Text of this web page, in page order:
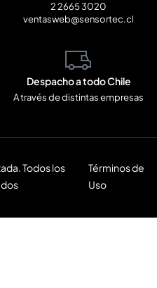
2 2665 3020
ventasweb@sensortec.cl
Despacho a todo Chile
A través de distintas empresas
Todos los
Términos de
Uso